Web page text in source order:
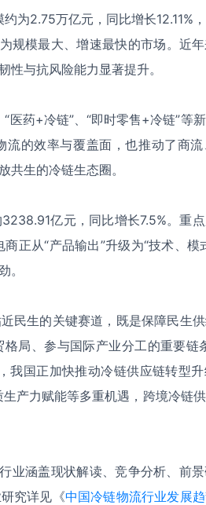
为2.75万亿元，同比增长12.11%
规模最大、增速最快的市场。近
与抗风险能力显著提升。
医药+冷链”、“即时零售+冷链”等
的效率与覆盖面，也推动了商
共生的冷链生态圈。
亿元，同比增长7.5%。重
正从“产品输出”升级为“技术、模
。
民生的关键赛道，既是保障民生
局、参与国际产业分工的重要链
我国正加快推动冷链供应链转型
产力赋能等多重机遇，跨境冷链
业涵盖现状解读、竞争分析、前
究详见《中国冷链物流行业发展